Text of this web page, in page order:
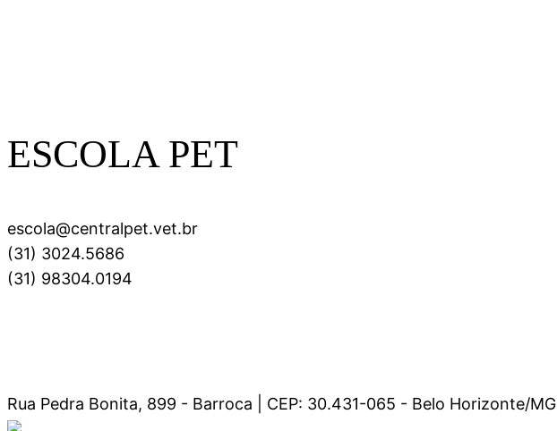
ESCOLA PET
escola@centralpet.vet.br
(31) 3024.5686
(31) 98304.0194
Rua Pedra Bonita, 899 - Barroca | CEP: 30.431-065 - Belo Horizonte/MG